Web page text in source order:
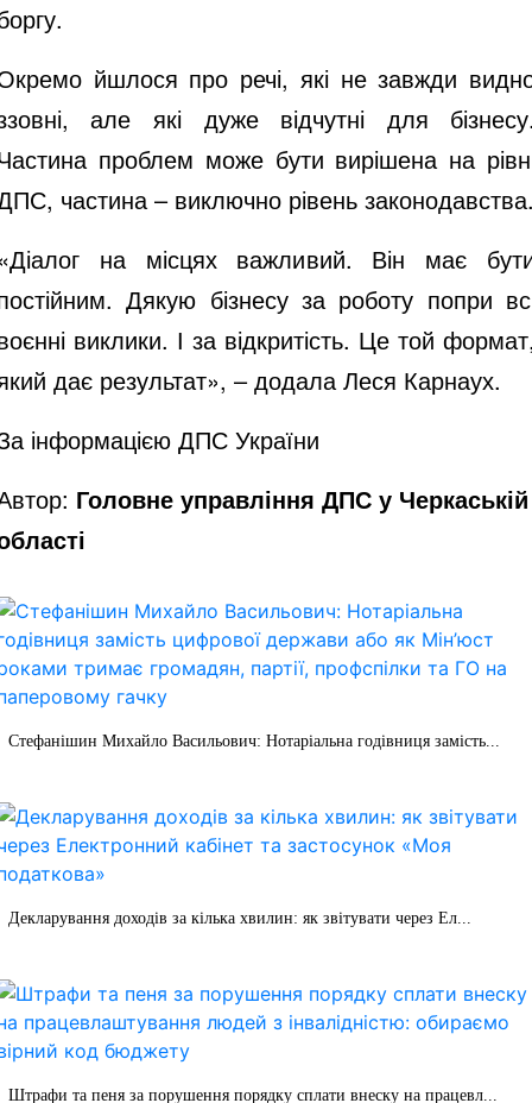
йшлося про речі, які не завжди
але які дуже відчутні для
проблем може бути вирішена на
частина – виключно рівень
на місцях важливий. Він має
Дякую бізнесу за роботу попри
виклики. І за відкритість. Це той
дає результат», – додала Леся Карнаух.
інформацією ДПС України
Головне управління ДПС у Черкаській
Стефанішин Михайло Васильович: Нотаріальна годівниця замість...
Декларування доходів за кілька хвилин: як звітувати через Ел...
Штрафи та пеня за порушення порядку сплати внеску на працевл...